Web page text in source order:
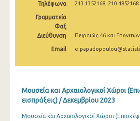
Οκτωβρίου 2024
Σεπτεμβρίου 2024
Αυγούστου 2024
Μαΐου 2024
Τηλέφωνα 213 1352168, 210 4852168
Γραμματεία
Φαξ
Διεύθυνση
Πειραιώς 46 και
Email
Μουσεία και Αρχαιολογικοί Χώροι
εισπράξεις) / Δεκεμβρίου 2023
Μουσεία και Αρχαιολογικοί Χώροι